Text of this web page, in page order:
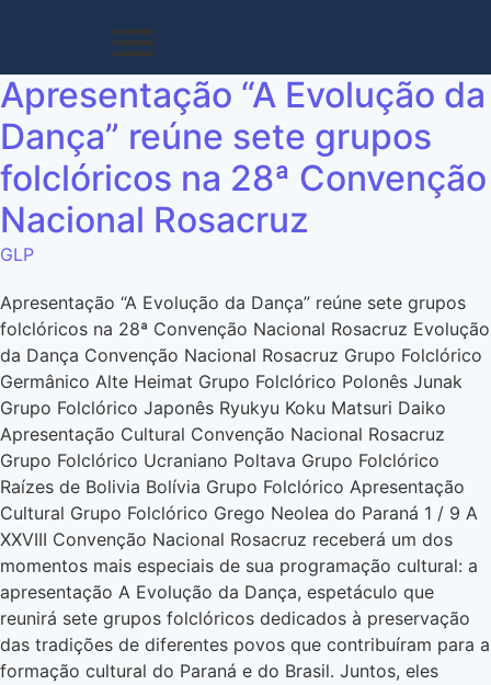
Apresentação “A Evolução da
Dança” reúne sete grupos
folclóricos na 28ª Convenção
Nacional Rosacruz
GLP
Apresentação “A Evolução da Dança” reúne sete grupos
folclóricos na 28ª Convenção Nacional Rosacruz Evolução
da Dança Convenção Nacional Rosacruz Grupo Folclórico
Germânico Alte Heimat Grupo Folclórico Polonês Junak
Grupo Folclórico Japonês Ryukyu Koku Matsuri Daiko
Apresentação Cultural Convenção Nacional Rosacruz
Grupo Folclórico Ucraniano Poltava Grupo Folclórico
Raízes de Bolivia Bolívia Grupo Folclórico Apresentação
Cultural Grupo Folclórico Grego Neolea do Paraná 1 / 9 A
XXVIII Convenção Nacional Rosacruz receberá um dos
momentos mais especiais de sua programação cultural: a
apresentação A Evolução da Dança, espetáculo que
reunirá sete grupos folclóricos dedicados à preservação
das tradições de diferentes povos que contribuíram para a
formação cultural do Paraná e do Brasil. Juntos, eles